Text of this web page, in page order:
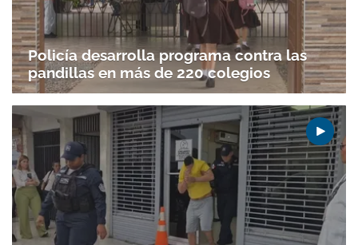
Policía desarrolla programa contra las
pandillas en más de 220 colegios